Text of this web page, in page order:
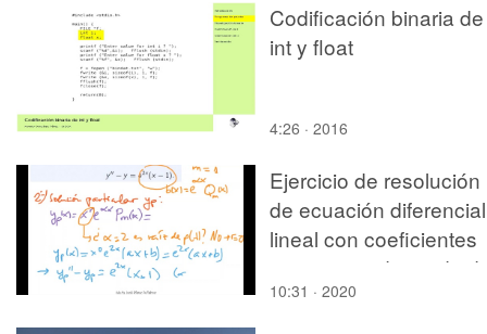
Codificación binaria de
int y float
4:26 · 2016
Ejercicio de resolución
de ecuación diferencial
lineal con coeficientes
constantes de grado
10:31 · 2020